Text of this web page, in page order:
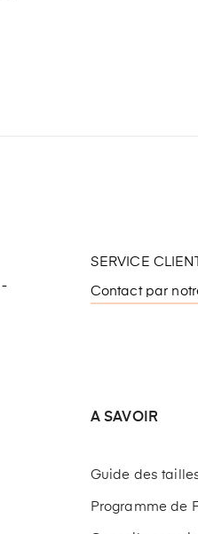
-
SERVICE
Contact par
A SAVOIR
Guide des
Programme de